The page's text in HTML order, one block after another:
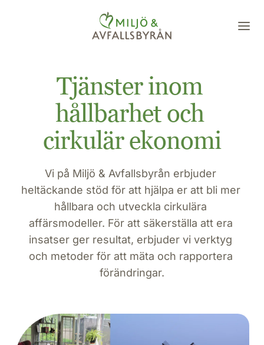
Tjänster inom
hållbarhet och
cirkulär ekonomi
Vi på Miljö & Avfallsbyrån erbjuder
heltäckande stöd för att hjälpa er att bli mer
hållbara och utveckla cirkulära
affärsmodeller. För att säkerställa att era
insatser ger resultat, erbjuder vi verktyg
och metoder för att mäta och rapportera
förändringar.